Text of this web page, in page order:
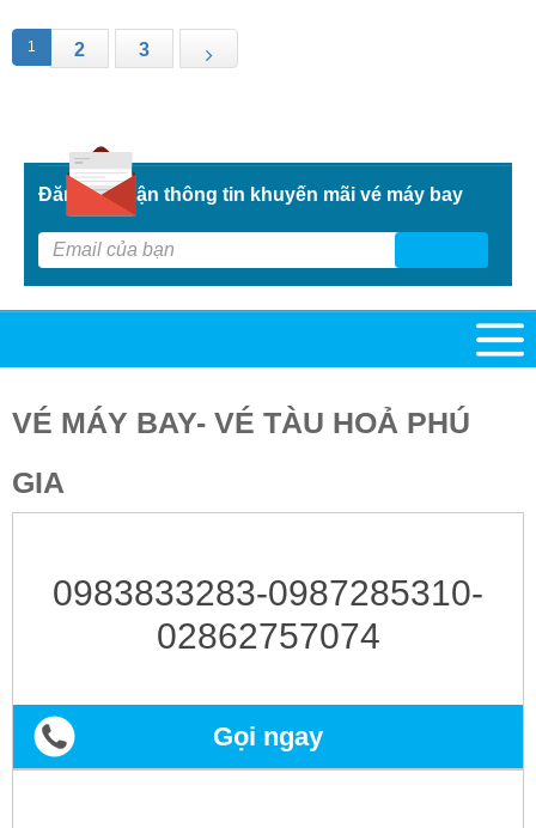
1 2 3
Đăng kí nhận thông tin khuyến mãi vé máy bay
VÉ MÁY BAY- VÉ TÀU HOẢ PHÚ
GIA
0983833283-0987285310-
02862757074
Gọi ngay